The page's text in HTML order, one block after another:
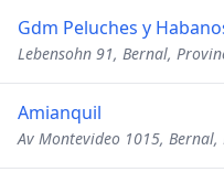
Gdm Peluches y
Lebensohn 91, Bernal,
Amianquil
Av Montevideo 1015, Bernal,